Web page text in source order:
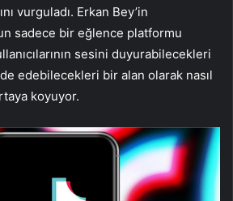
vurguladı. Erkan Bey’in
sadece bir eğlence platformu
sesini duyurabilecekleri
edebilecekleri bir alan olarak nasıl
koyuyor.